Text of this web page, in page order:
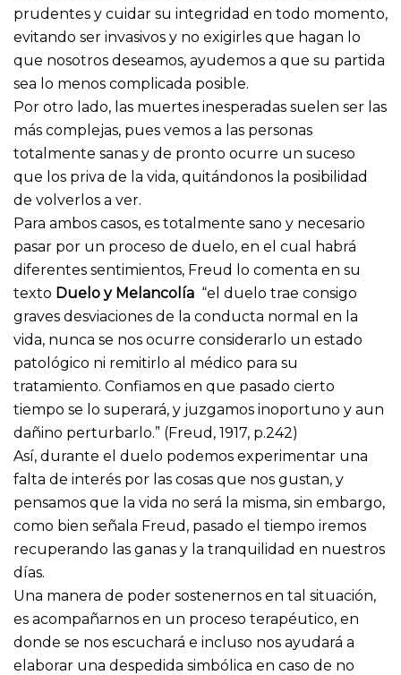
prudentes y cuidar su integridad en todo momento,
evitando ser invasivos y no exigirles que hagan lo
que nosotros deseamos, ayudemos a que su partida
sea lo menos complicada posible.
Por otro lado, las muertes inesperadas suelen ser las
más complejas, pues vemos a las personas
totalmente sanas y de pronto ocurre un suceso
que los priva de la vida, quitándonos la posibilidad
de volverlos a ver.
Para ambos casos, es totalmente sano y necesario
pasar por un proceso de duelo, en el cual habrá
diferentes sentimientos, Freud lo comenta en su
texto Duelo y Melancolía “el duelo trae consigo
graves desviaciones de la conducta normal en la
vida, nunca se nos ocurre considerarlo un estado
patológico ni remitirlo al médico para su
tratamiento. Confiamos en que pasado cierto
tiempo se lo superará, y juzgamos inoportuno y aun
dañino perturbarlo.” (Freud, 1917, p.242)
Así, durante el duelo podemos experimentar una
falta de interés por las cosas que nos gustan, y
pensamos que la vida no será la misma, sin embargo,
como bien señala Freud, pasado el tiempo iremos
recuperando las ganas y la tranquilidad en nuestros
días.
Una manera de poder sostenernos en tal situación,
es acompañarnos en un proceso terapéutico, en
donde se nos escuchará e incluso nos ayudará a
elaborar una despedida simbólica en caso de no